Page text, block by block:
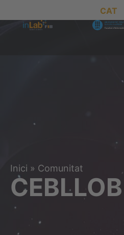
CAT
Inici » Comunitat
CEBLLOB